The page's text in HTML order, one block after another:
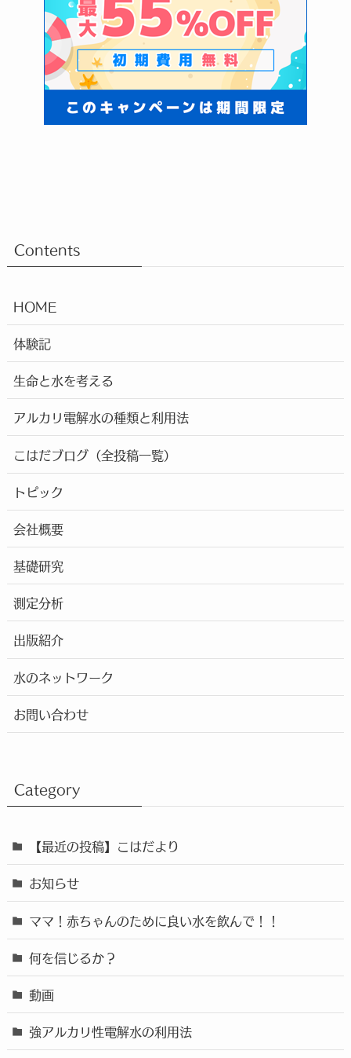
Contents
HOME
体験記
生命と水を考える
アルカリ電解水の種類と利用法
こはだブログ（全投稿一覧）
トピック
会社概要
基礎研究
測定分析
出版紹介
水のネットワーク
お問い合わせ
Category
【最近の投稿】こはだより
お知らせ
ママ！赤ちゃんのために良い水を飲んで！！
何を信じるか？
動画
強アルカリ性電解水の利用法